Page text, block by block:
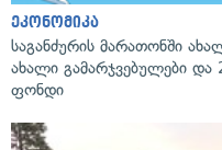
ეკონომიკა
საგანძურის მარათონში
ახალი გამარჯვებულები
ფონდი